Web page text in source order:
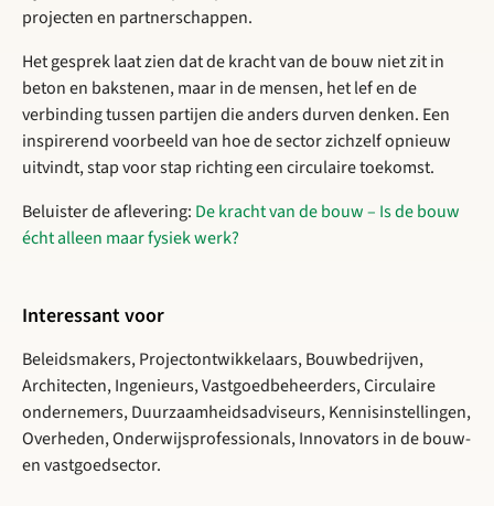
projecten en partnerschappen.
Het gesprek laat zien dat de kracht van de bouw niet zit in
beton en bakstenen, maar in de mensen, het lef en de
verbinding tussen partijen die anders durven denken. Een
inspirerend voorbeeld van hoe de sector zichzelf opnieuw
uitvindt, stap voor stap richting een circulaire toekomst.
Beluister de aflevering: De kracht van de bouw – Is de bouw
écht alleen maar fysiek werk?
Interessant voor
Beleidsmakers, Projectontwikkelaars, Bouwbedrijven,
Architecten, Ingenieurs, Vastgoedbeheerders, Circulaire
ondernemers, Duurzaamheidsadviseurs, Kennisinstellingen,
Overheden, Onderwijsprofessionals, Innovators in de bouw-
en vastgoedsector.